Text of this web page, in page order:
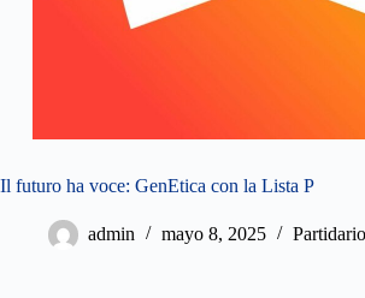
Il futuro ha voce: GenEtica con la Lista P
admin mayo 8, 2025